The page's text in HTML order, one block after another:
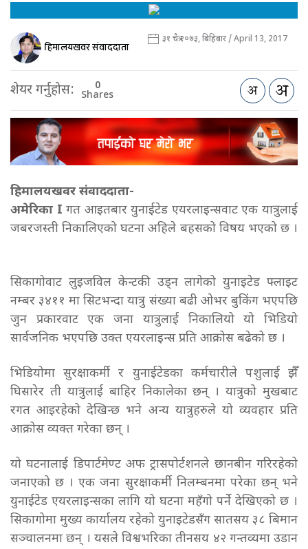
हिमालयखवर संवाददाता ३१ चैत्र २०७३, बिहिबार / April 13, 2017
शेयर गर्नुहोस: 0
Shares
हिमालयखवर संवाददाता-
अमेरिका I गत आइतबार युनाईटेड एयरलाइन्सवाट एक यात्रुलाई
जबरजस्ती निकालिएको घटना अहिले बहसको विषय भएको छ ।
सिकागोवाट लुइजविल केन्टकी उड्न लागेको युनाइटेड फ्लाइट
नम्बर ३४११ मा सिटभन्दा यात्रु संख्या बढी ओभर बुकिंग भएपछि
जुन प्रकारवाट एक जना यात्रुलाई निकालियो यो भिडियो
सार्वजनिक भएपछि उक्त एयरलाइन्स प्रति आक्रोस बढेको छ ।
भिडियोमा सुरक्षाकर्मी र युनाईटेडका कर्मचारीले पशुलाई झैँ
घिसारेर ती यात्रुलाई बाहिर निकालेका छन् । यात्रुको मुखबाट
रगत आइरहेको देखिन्छ भने अन्य यात्रुहरुले यो व्यवहार प्रति
आक्रोस व्यक्त गरेका छन् ।
यो घटनालाई डिपार्टमेण्ट अफ ट्रासपोर्टशनले छानबीन गरिरहेको
जनाएको छ । एक जना सुरक्षाकर्मी निलम्बनमा परेका छन् भने
युनाईटेड एयरलाइन्सका लागि यो घटना महँगो पर्ने देखिएको छ ।
सिकागोमा मुख्य कार्यालय रहेको युनाइटेडसँग सातसय ३८ बिमान
सञ्चालनमा छन् । यसले विश्वभरिका तीनसय ४२ गन्तव्यमा उडान